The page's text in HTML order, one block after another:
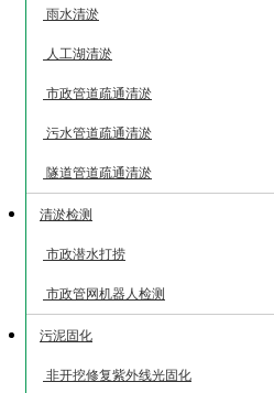
雨水清淤
人工湖清淤
市政管道疏通清淤
污水管道疏通清淤
隧道管道疏通清淤
清淤检测
市政潜水打捞
市政管网机器人检测
污泥固化
非开挖修复紫外线光固化